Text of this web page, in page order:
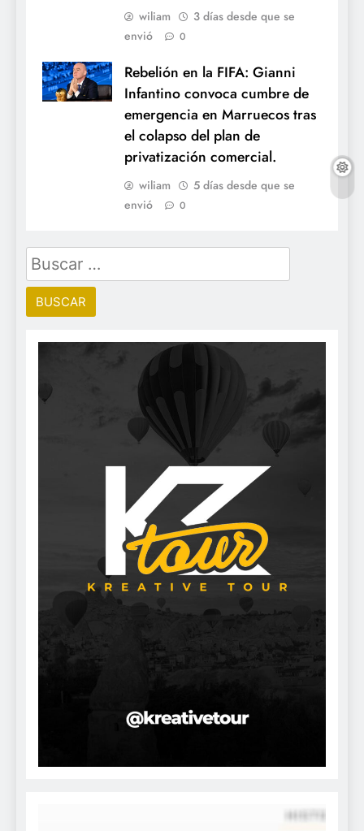
wiliam
3 días desde que se
envió
0
Rebelión en la FIFA: Gianni
Infantino convoca cumbre de
emergencia en Marruecos tras
el colapso del plan de
privatización comercial.
wiliam
5 días desde que se
envió
0
Buscar: